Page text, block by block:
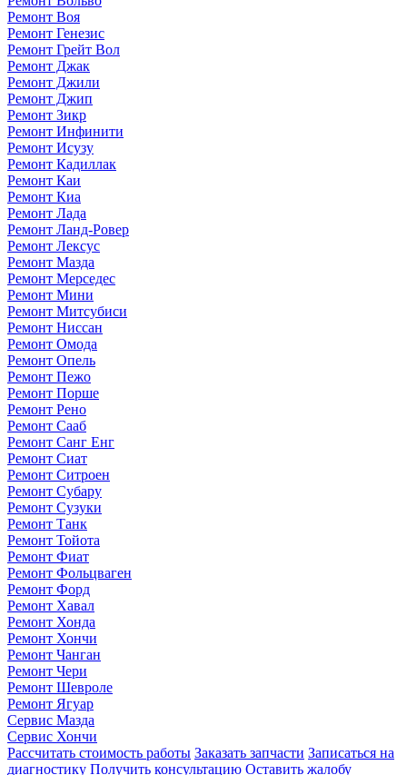
Ремонт Воя
Ремонт Генезис
Ремонт Грейт Вол
Ремонт Джак
Ремонт Джили
Ремонт Джип
Ремонт Зикр
Ремонт Инфинити
Ремонт Исузу
Ремонт Кадиллак
Ремонт Каи
Ремонт Киа
Ремонт Лада
Ремонт Ланд-Ровер
Ремонт Лексус
Ремонт Мазда
Ремонт Мерседес
Ремонт Мини
Ремонт Митсубиси
Ремонт Ниссан
Ремонт Омода
Ремонт Опель
Ремонт Пежо
Ремонт Порше
Ремонт Рено
Ремонт Сааб
Ремонт Санг Енг
Ремонт Сиат
Ремонт Ситроен
Ремонт Субару
Ремонт Сузуки
Ремонт Танк
Ремонт Тойота
Ремонт Фиат
Ремонт Фольцваген
Ремонт Форд
Ремонт Хавал
Ремонт Хонда
Ремонт Хончи
Ремонт Чанган
Ремонт Чери
Ремонт Шевроле
Ремонт Ягуар
Сервис Мазда
Сервис Хончи
Рассчитать стоимость работы Заказать запчасти Записаться на
диагностику Получить консультацию Оставить жалобу